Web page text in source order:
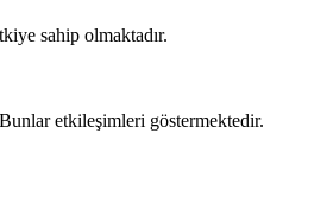
sahip olmaktadır.
etkileşimleri göstermektedir.